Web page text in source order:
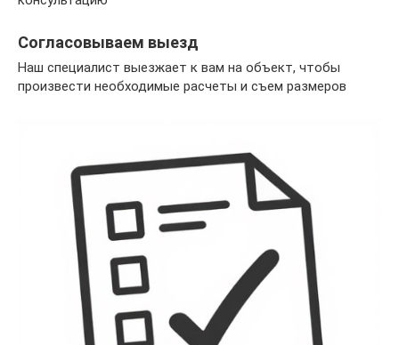
Согласовываем выезд
Наш специалист выезжает к вам на объект, чтобы
произвести необходимые расчеты и съем размеров